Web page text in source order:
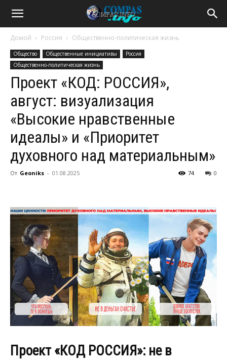
Домой Россия Общественно-политическая жизнь
Общество Общественные инициативы
Россия
Общественно-политическая жизнь
Проект «КОД: РОССИЯ»,
август: визуализация
«Высокие нравственные
идеалы» и «Приоритет
духовного над материальным»
От Geoniks - 01.08.2025 0
74
Проект «КОД РОССИЯ»: не в